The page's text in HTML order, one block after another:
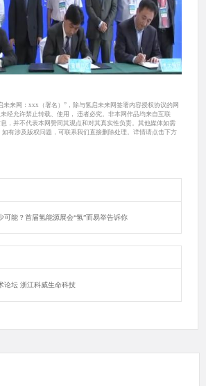
未来网：xxx（署名）”，除与氢启未来网签署内容授权协议的网
经允许禁止转载、使用， 违者必究。非本网作品均来自互联
，并不代表本网赞同其观点和对其真实性负责。其他媒体如需
有涉及版权问题，可联系我们直接删除处理。详情请点击下方
可能？首届氢能源展会“氢”而易举告诉你
论坛 浙江科威生命科技